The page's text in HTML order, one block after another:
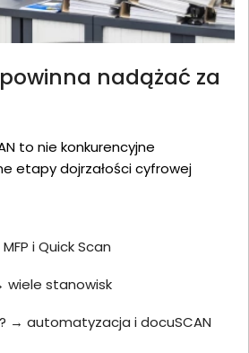
nadążać za
to nie konkurencyjne
etapy dojrzałości cyfrowej
i Quick Scan
wiele stanowisk
→ automatyzacja i docuSCAN